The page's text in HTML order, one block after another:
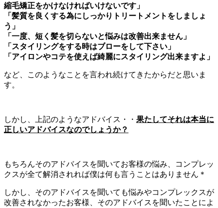
縮毛矯正をかけなければいけないです」
「髪質を良くする為にしっかりトリートメントをしましょ
う」
「一度、短く髪を切らないと悩みは改善出来ません」
「スタイリングをする時はブローをして下さい」
「アイロンやコテを使えば綺麗にスタイリング出来ますよ」
など、このようなことを言われ続けてきたからだと思いま
す。
しかし、上記のようなアドバイス・・ 果たしてそれは本当に
正しいアドバイスなのでしょうか？
もちろんそのアドバイスを聞いてお客様の悩み、コンプレッ
クスが全て解消されれば僕は何も言うことはありません＊
しかし、そのアドバイスを聞いても悩みやコンプレックスが
改善されなかったお客様、そのアドバイスを聞いたことによ